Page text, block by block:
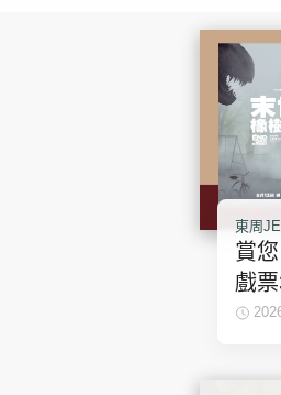
東姑熱
東周
樂在灣
飲食玩樂
東周
賞
戲